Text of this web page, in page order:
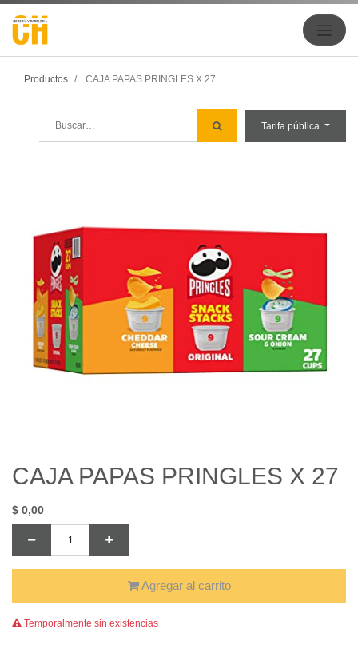
Productos CAJA PAPAS PRINGLES X 27
Tarifa pública
CAJA PAPAS PRINGLES X 27
$ 0,00
Agregar al carrito
Temporalmente sin existencias